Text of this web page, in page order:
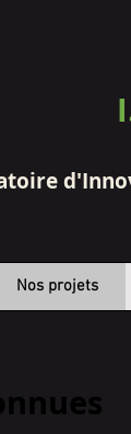
Nos projets